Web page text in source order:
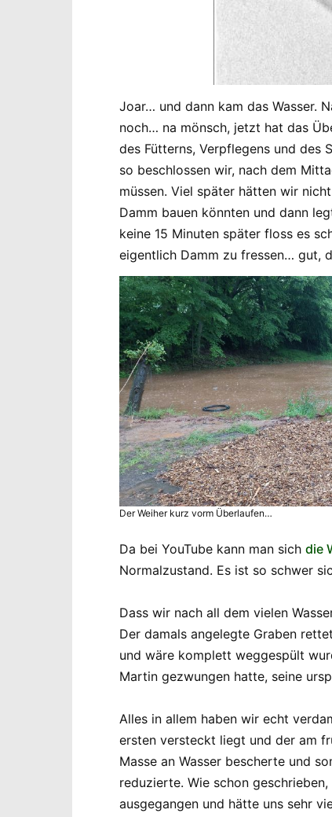
Joar… und dann kam das Wasser.
noch… na mönsch, jetzt hat das
des Fütterns, Verpflegens und des
so beschlossen wir, nach dem
müssen. Viel später hätten wir
Damm bauen könnten und dann
keine 15 Minuten später floss es
eigentlich Damm zu fressen… gut,
Der Weiher kurz vorm Überlaufen…
Da bei YouTube kann man sich die
Normalzustand. Es ist so schwer
Dass wir nach all dem vielen
Der damals angelegte Graben
und wäre komplett weggespült
Martin gezwungen hatte, seine
Alles in allem haben wir echt
ersten versteckt liegt und der am
Masse an Wasser bescherte und
reduzierte. Wie schon
ausgegangen und hätte uns sehr